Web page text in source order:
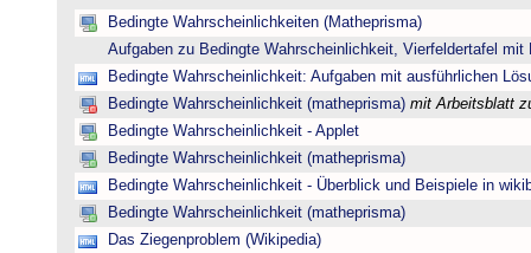
Bedingte Wahrscheinlichkeiten (Matheprisma)
Aufgaben zu Bedingte Wahrscheinlichkeit, Vierfeldertafel mit
Bedingte Wahrscheinlichkeit: Aufgaben mit ausführlichen
Bedingte Wahrscheinlichkeit (matheprisma) mit Arbeitsblatt
Bedingte Wahrscheinlichkeit - Applet
Bedingte Wahrscheinlichkeit (matheprisma)
Bedingte Wahrscheinlichkeit - Überblick und Beispiele in
Bedingte Wahrscheinlichkeit (matheprisma)
Das Ziegenproblem (Wikipedia)